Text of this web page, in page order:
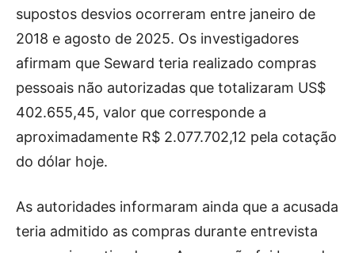
supostos desvios ocorreram entre janeiro de
2018 e agosto de 2025. Os investigadores
afirmam que Seward teria realizado compras
pessoais não autorizadas que totalizaram US$
402.655,45, valor que corresponde a
aproximadamente R$ 2.077.702,12 pela cotação
do dólar hoje.
As autoridades informaram ainda que a acusada
teria admitido as compras durante entrevista